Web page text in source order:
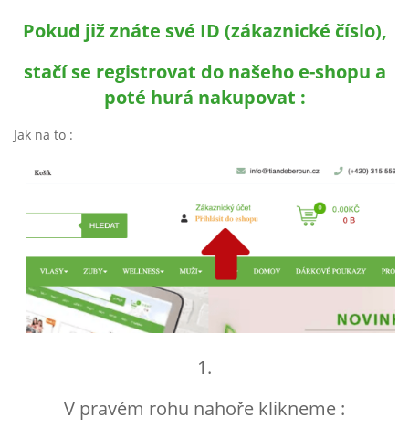
Pokud již znáte své ID (zákaznické číslo),
stačí se registrovat do našeho e-shopu a
poté hurá nakupovat :
Jak na to :
1.
V pravém rohu nahoře klikneme :